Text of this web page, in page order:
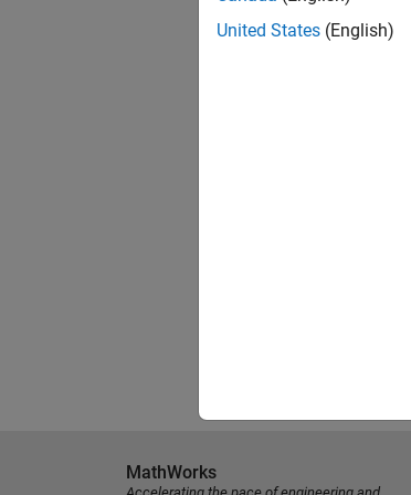
United States (English)
MathWorks